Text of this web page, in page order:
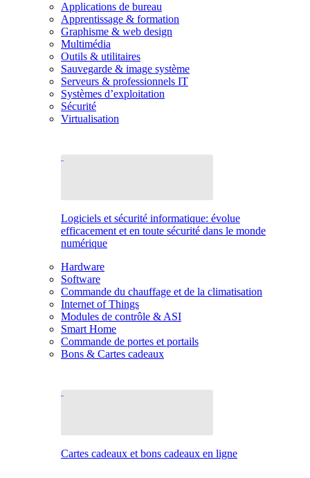
Applications de bureau
Apprentissage & formation
Graphisme & web design
Multimédia
Outils & utilitaires
Sauvegarde & image système
Serveurs & professionnels IT
Systèmes d’exploitation
Sécurité
Virtualisation
Logiciels et sécurité informatique: évolue
efficacement et en toute sécurité dans le monde
numérique
Hardware
Software
Commande du chauffage et de la climatisation
Internet of Things
Modules de contrôle & ASI
Smart Home
Commande de portes et portails
Bons & Cartes cadeaux
Cartes cadeaux et bons cadeaux en ligne